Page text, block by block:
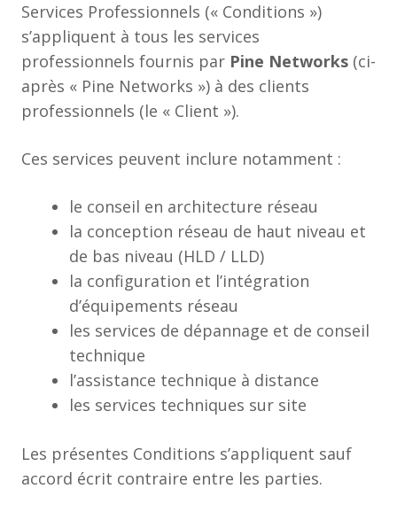
Services Professionnels (« Conditions »)
s’appliquent à tous les services
professionnels fournis par Pine Networks(ci-
après « Pine Networks ») à des clients
professionnels (le « Client »).
Ces services peuvent inclure notamment :
le conseil en architecture réseau
la conception réseau de haut niveau et
de bas niveau (HLD / LLD)
la configuration et l’intégration
d’équipements réseau
les services de dépannage et de conseil
technique
l’assistance technique à distance
les services techniques sur site
Les présentes Conditions s’appliquent sauf
accord écrit contraire entre les parties.